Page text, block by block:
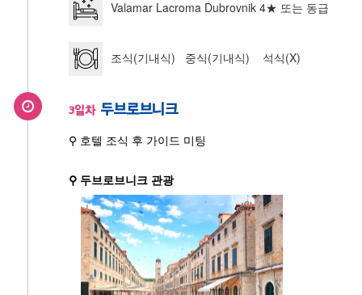
Valamar Lacroma Dubrovnik 4★ 또는 동급
조식(기내식) 중식(기내식) 석식(X)
3일차 두브로브니크
⚲ 호텔 조식 후 가이드 미팅
⚲ 두브로브니크 관광